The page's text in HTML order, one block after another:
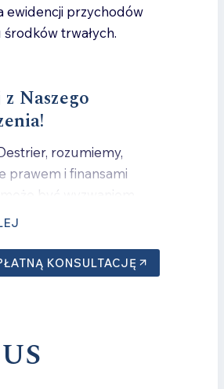
ewidencji przychodów
trwałych.
Naszego
rozumiemy,
prawem i finansami
być wyzwaniem.
specjalistów jest
skoncentrowanie się
biznesu.
Skontaktuj się
KONSULTACJĘ